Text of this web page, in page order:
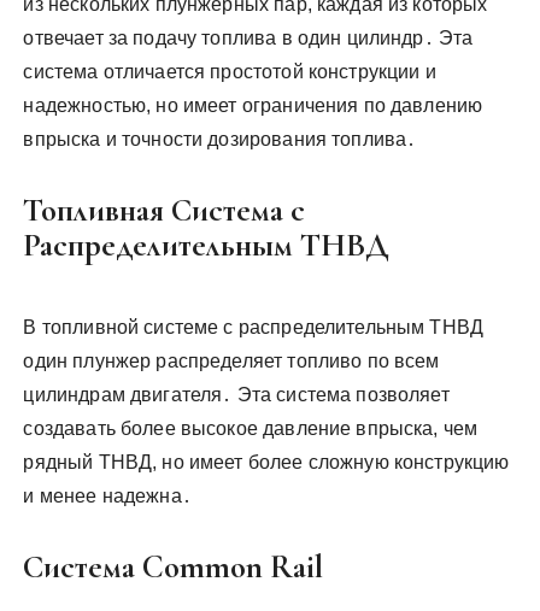
из нескольких плунжерных пар, каждая из которых
отвечает за подачу топлива в один цилиндр․ Эта
система отличается простотой конструкции и
надежностью, но имеет ограничения по давлению
впрыска и точности дозирования топлива․
Топливная Система с
Распределительным ТНВД
В топливной системе с распределительным ТНВД
один плунжер распределяет топливо по всем
цилиндрам двигателя․ Эта система позволяет
создавать более высокое давление впрыска, чем
рядный ТНВД, но имеет более сложную конструкцию
и менее надежна․
Система Common Rail